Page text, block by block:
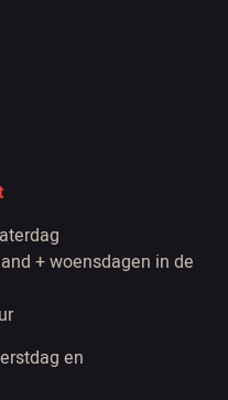
+ woensdagen in de
en